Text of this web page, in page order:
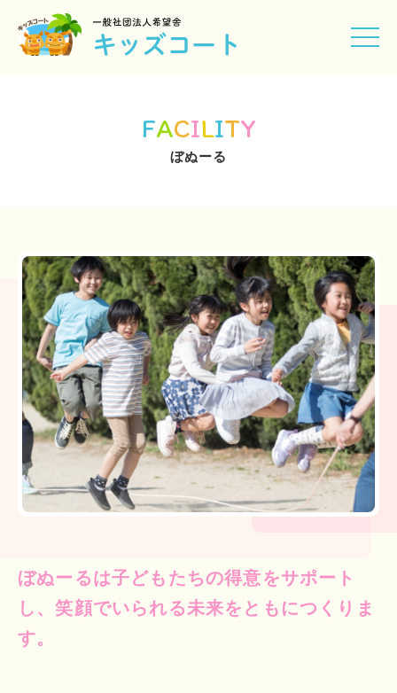
FACILITY
ぼぬーる
ぼぬーるは子どもたちの得意をサポート
し、笑顔でいられる未来をともにつくりま
す。